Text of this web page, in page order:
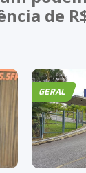
de
GERAL